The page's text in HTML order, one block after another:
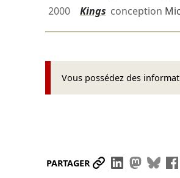
2000
Kings conception
Vous possédez des
PARTAGER Partager le lien
Partager